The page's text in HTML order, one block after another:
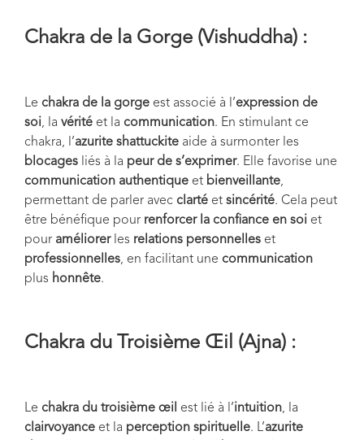
Chakra de la Gorge (Vishuddha) :
Le chakra de la gorge est associé à l’expression de
soi, la vérité et la communication. En stimulant ce
chakra, l’azurite shattuckite aide à surmonter les
blocages liés à la peur de s’exprimer. Elle favorise une
communication authentique et bienveillante,
permettant de parler avec clarté et sincérité. Cela peut
être bénéfique pour renforcer la confiance en soi et
pour améliorerles relations personnelles et
professionnelles, en facilitant une communication
plus honnête.
Chakra du Troisième Œil (Ajna) :
Le chakra du troisième œil est lié à l’intuition, la
clairvoyance et la perception spirituelle. L’azurite